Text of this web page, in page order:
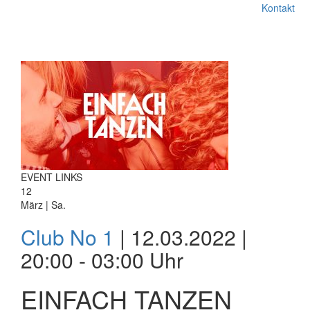
Kontakt
EVENT LINKS
12
März | Sa.
Club No 1 | 12.03.2022 |
20:00 - 03:00 Uhr
EINFACH TANZEN